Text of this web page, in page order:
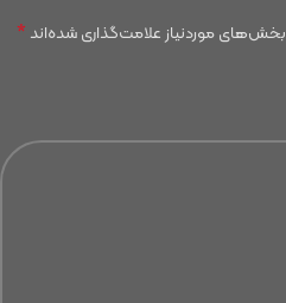
بخش‌های موردنیاز علامت‌گذاری شده‌اند *